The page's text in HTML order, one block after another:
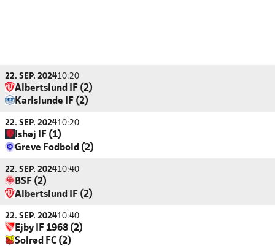
22. SEP. 202410:20
Albertslund IF (2)
Karlslunde IF (2)
22. SEP. 202410:20
Ishøj IF (1)
Greve Fodbold (2)
22. SEP. 202410:40
BSF (2)
Albertslund IF (2)
22. SEP. 202410:40
Ejby IF 1968 (2)
Solrød FC (2)